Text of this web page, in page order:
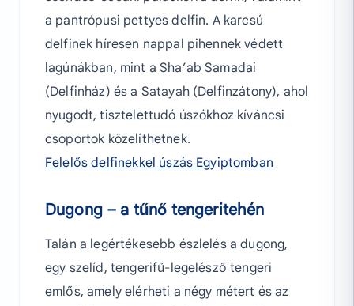
a pantrópusi pettyes delfin. A karcsú
delfinek híresen nappal pihennek védett
lagúnákban, mint a Sha’ab Samadai
(Delfinház) és a Satayah (Delfinzátony), ahol
nyugodt, tisztelettudó úszókhoz kíváncsi
csoportok közelíthetnek.
Felelős delfinekkel úszás Egyiptomban
Dugong – a tűnő tengeritehén
Talán a legértékesebb észlelés a dugong,
egy szelíd, tengerifű-legelésző tengeri
emlős, amely elérheti a négy métert és az